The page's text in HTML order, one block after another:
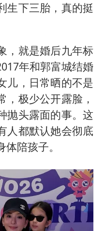
生下三胎，真的挺
，就是婚后九年标
年和郭富城结婚
儿，日常晒的不是
，极少公开露脸，
抛头露面的事。这
人都默认她会彻底
陪孩子。